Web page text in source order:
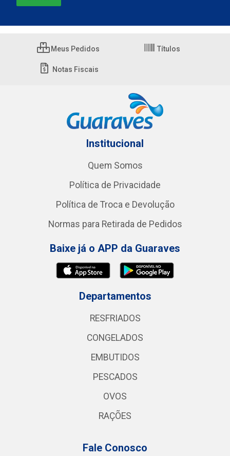
Meus Pedidos Títulos
Notas Fiscais
Institucional
Quem Somos
Política de Privacidade
Política de Troca e Devolução
Normas para Retirada de Pedidos
Baixe já o APP da Guaraves
Departamentos
RESFRIADOS
CONGELADOS
EMBUTIDOS
PESCADOS
OVOS
RAÇÕES
Fale Conosco